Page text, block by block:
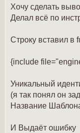
Хочу сделать
Делал всё по
Строку вставил в
{include
Уникальный
(я так понял он
Название
И Выдаёт ошибку